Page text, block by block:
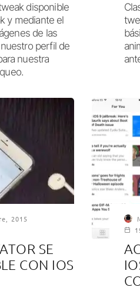
disponible
y mediante el
de las
perfil de
nuestra
2015
SE
CON IOS